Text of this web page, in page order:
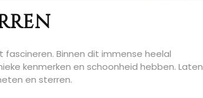
Binnen dit immense heelal
kenmerken en schoonheid hebben. Laten
en sterren.